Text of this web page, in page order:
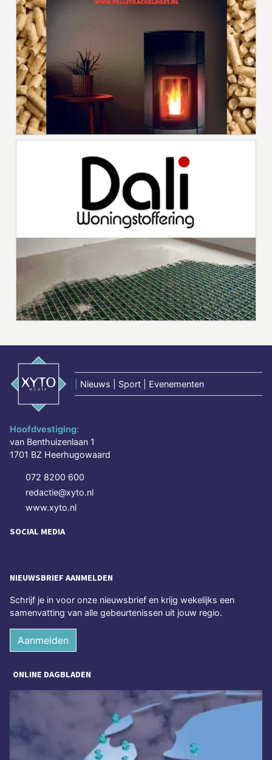
Nieuws | Sport | Evenementen
Hoofdvestiging:
van Benthuizenlaan 1
1701 BZ Heerhugowaard
072 8200 600
redactie@xyto.nl
www.xyto.nl
SOCIAL MEDIA
NIEUWSBRIEF AANMELDEN
Schrijf je in voor onze nieuwsbrief en krijg wekelijks een
samenvatting van alle gebeurtenissen uit jouw regio.
Aanmelden
ONLINE DAGBLADEN